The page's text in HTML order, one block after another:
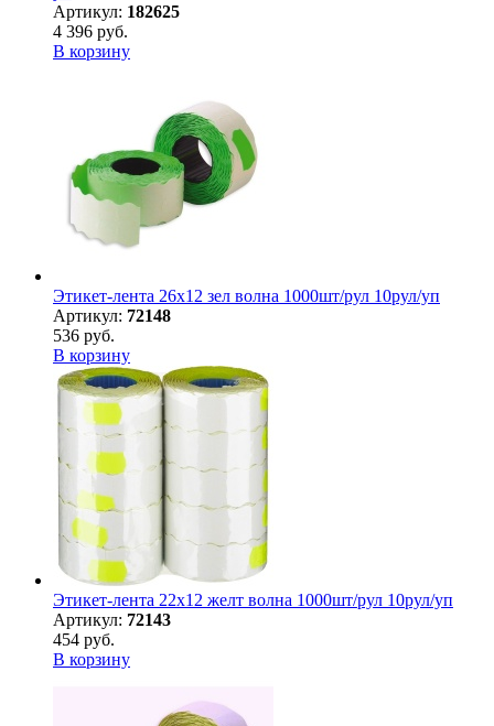
Артикул: 182625
4 396 руб.
В корзину
Этикет-лента 26х12 зел волна 1000шт/рул 10рул/уп
Артикул: 72148
536 руб.
В корзину
Этикет-лента 22х12 желт волна 1000шт/рул 10рул/уп
Артикул: 72143
454 руб.
В корзину